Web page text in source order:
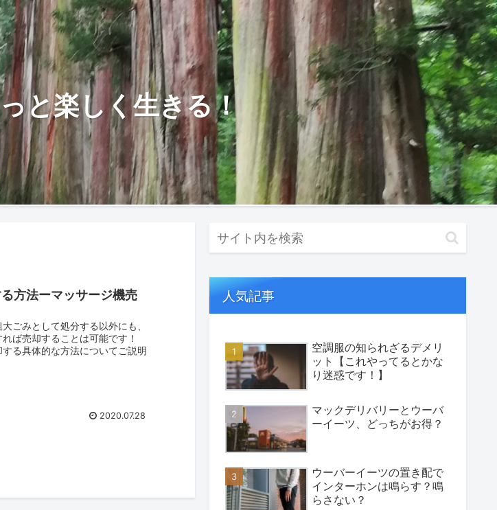
と楽しく生きる！
方法ーマッサージ機売
ごみとして処分する以外にも、
ば売却することは可能です！
る具体的な方法についてご説明
2020.07.28
人気記事
空調服の知られざるデメリ
ット【これやってるとかな
り迷惑です！】
マックデリバリーとウーバ
ーイーツ、どっちがお得？
ウーバーイーツの置き配で
インターホンは鳴らす？鳴
らさない？